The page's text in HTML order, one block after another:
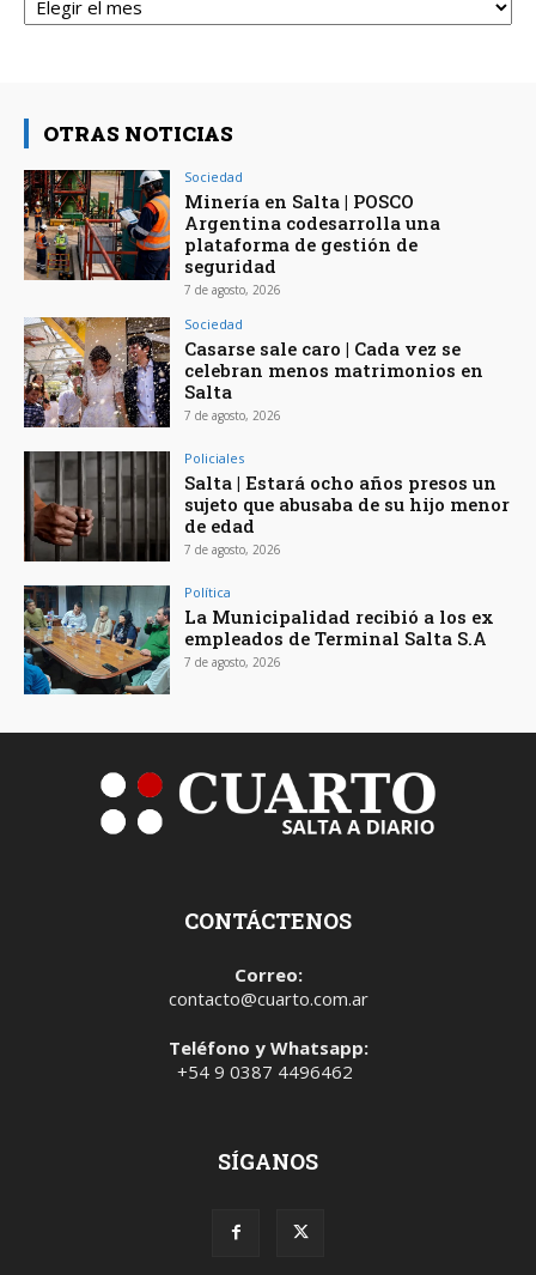
OTRAS NOTICIAS
Sociedad
Minería en Salta | POSCO
Argentina codesarrolla una
plataforma de gestión de
seguridad
7 de agosto, 2026
Sociedad
Casarse sale caro | Cada vez se
celebran menos matrimonios en
Salta
7 de agosto, 2026
Policiales
Salta | Estará ocho años presos un
sujeto que abusaba de su hijo menor
de edad
7 de agosto, 2026
Política
La Municipalidad recibió a los ex
empleados de Terminal Salta S.A
7 de agosto, 2026
CONTÁCTENOS
Correo:
contacto@cuarto.com.ar
Teléfono y Whatsapp:
+54 9 0387 4496462
SÍGANOS